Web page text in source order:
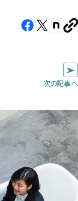
Facebook（新
き
ま
す）
X（新
き
ま
す）
note（新
で
き
ま
す）
ー
次の記事へ